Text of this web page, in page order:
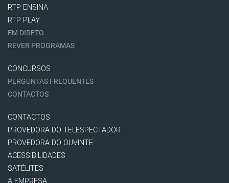
RTP ENSINA
RTP PLAY
EM DIRETO
REVER PROGRAMAS
CONCURSOS
PERGUNTAS FREQUENTES
CONTACTOS
CONTACTOS
PROVEDORA DO TELESPECTADOR
PROVEDORA DO OUVINTE
ACESSIBILIDADES
SATÉLITES